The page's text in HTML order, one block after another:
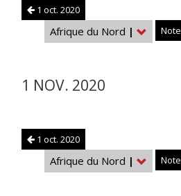
1 oct. 2020
Afrique du Nord |
1 NOV. 2020
1 oct. 2020
Afrique du Nord |